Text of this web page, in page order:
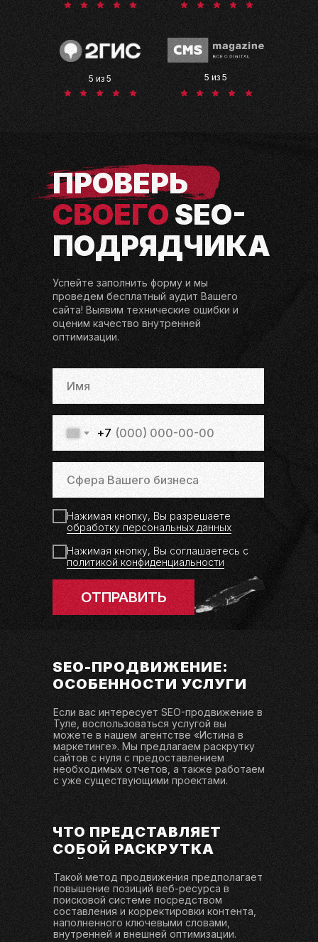
5 из 5 5 из 5
ПРОВЕРЬ
СВОЕГО SEO-
ПОДРЯДЧИКА
Успейте заполнить форму и мы
проведем бесплатный аудит Вашего
сайта! Выявим технические ошибки и
оценим качество внутренней
оптимизации.
1
1 0
0
дней
1
1 1
1
часов
1
1 5
4
4
5
минут
4334
+7
Нажимая кнопку, Вы разрешаете
обработку персональных данных
Нажимая кнопку, Вы соглашаетесь с
политикой конфиденциальности
ОТПРАВИТЬ
SEO-ПРОДВИЖЕНИЕ:
ОСОБЕННОСТИ УСЛУГИ
Если вас интересует SEO-продвижение в
Туле, воспользоваться услугой вы
можете в нашем агентстве «Истина в
маркетинге». Мы предлагаем раскрутку
сайтов с нуля с предоставлением
необходимых отчетов, а также работаем
с уже существующими проектами.
ЧТО ПРЕДСТАВЛЯЕТ
СОБОЙ РАСКРУТКА
Такой метод продвижения предполагает
повышение позиций веб-ресурса в
поисковой системе посредством
составления и корректировки контента,
наполненного ключевыми словами,
внутренней и внешней оптимизации.